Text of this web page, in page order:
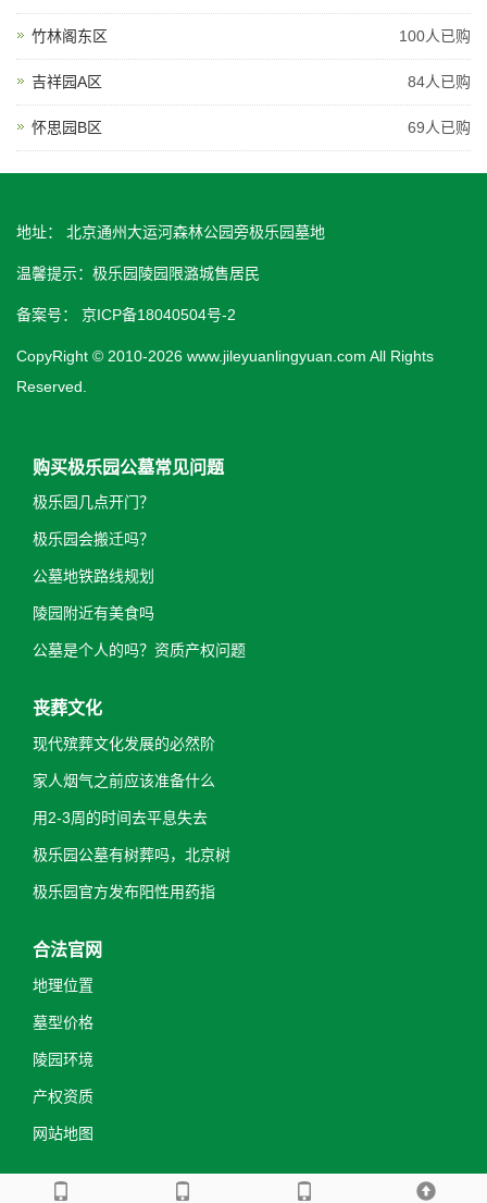
竹林阁东区 100人已购
吉祥园A区 84人已购
怀思园B区 69人已购
地址： 北京通州大运河森林公园旁极乐园墓地
温馨提示：极乐园陵园限潞城售居民
备案号： 京ICP备18040504号-2
CopyRight © 2010-2026 www.jileyuanlingyuan.com All Rights
Reserved.
购买极乐园公墓常见问题
极乐园几点开门？
极乐园会搬迁吗？
公墓地铁路线规划
陵园附近有美食吗
公墓是个人的吗？资质产权问题
丧葬文化
现代殡葬文化发展的必然阶
家人烟气之前应该准备什么
用2-3周的时间去平息失去
极乐园公墓有树葬吗，北京树
极乐园官方发布阳性用药指
合法官网
地理位置
墓型价格
陵园环境
产权资质
网站地图